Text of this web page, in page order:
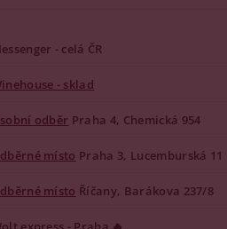
- celá ČR
- sklad
odběr Praha 4, Chemická 954
místo Praha 3, Lucemburská 11
místo Říčany, Barákova 237/8